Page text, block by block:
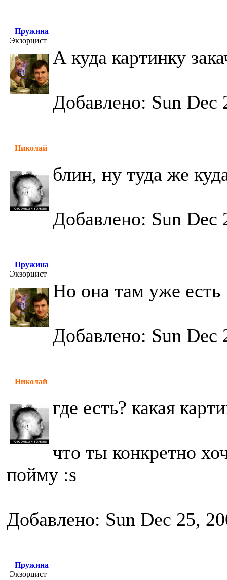
Пружина
Экзорцист
А куда картинку
Добавлено: Sun Dec
Николай
блин, ну туда же
Добавлено: Sun Dec
Пружина
Экзорцист
Но она там уже есть
Добавлено: Sun Dec
Николай
где есть? какая
что ты конкретно
пойму :s
Добавлено: Sun Dec 25,
Пружина
Экзорцист